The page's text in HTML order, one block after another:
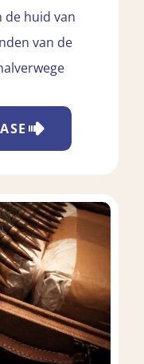
de huid van
van de